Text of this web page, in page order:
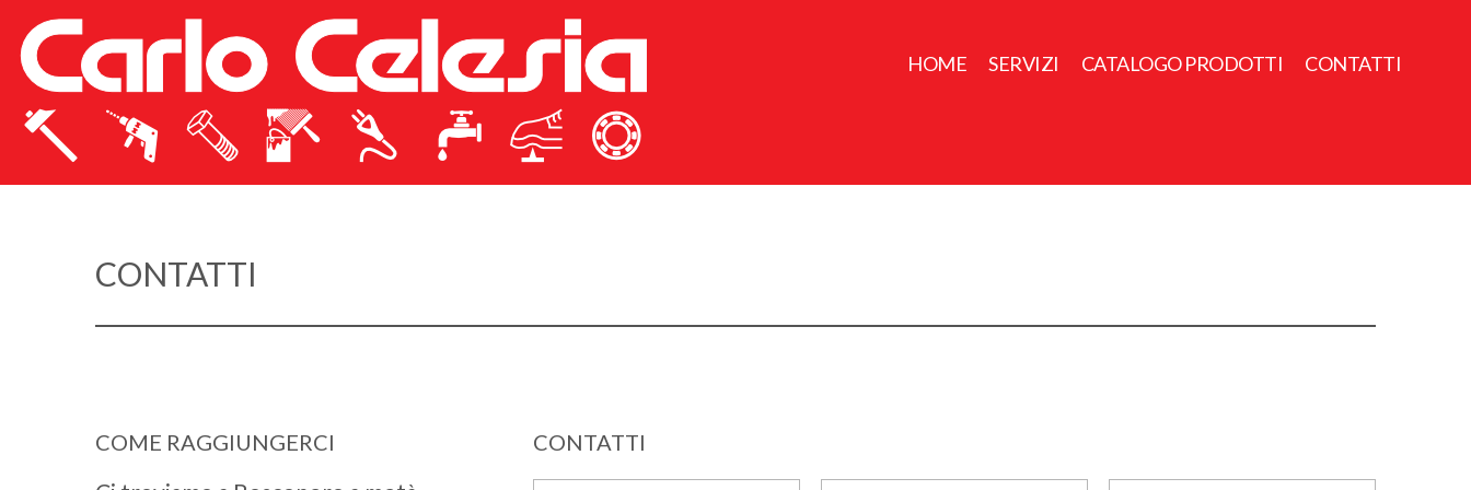
HOME SERVIZI CATALOGO PRODOTTI CONTATTI
CONTATTI
COME RAGGIUNGERCI CONTATTI